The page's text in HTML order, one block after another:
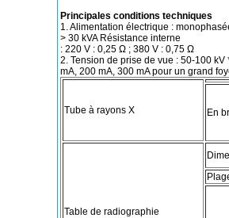
Principales conditions techniques
1. Alimentation électrique :
> 30 kVA Résistance interne
: 220 V : 0,25 Ω ; 380 V : 0,75 Ω
2. Tension de prise de vue : 50-100
mA, 200 mA, 300 mA pour un grand
Tube à rayons X En
Table de radiographie